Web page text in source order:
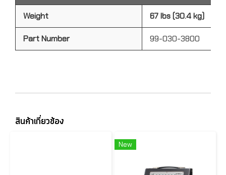
Weight 67 lbs (30.4 kg)
Part Number 99-030-3800
สินค้าเกี่ยวข้อง
New